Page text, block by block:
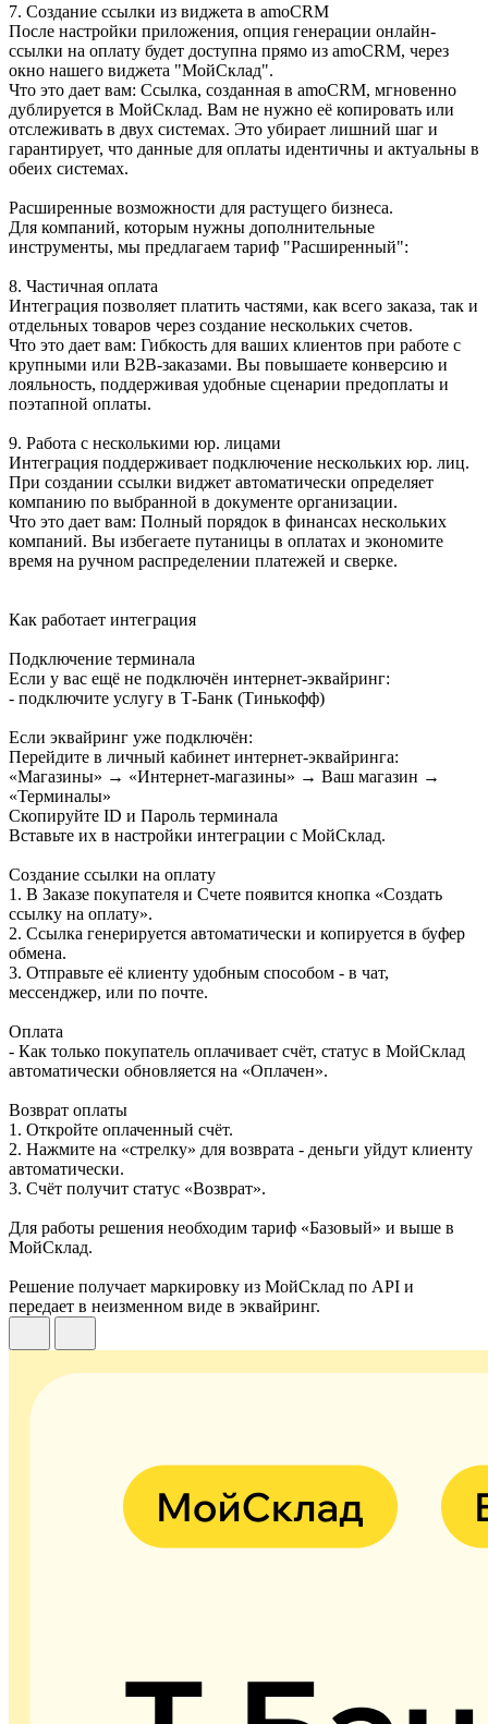
7. Создание ссылки из виджета в amoCRM
После настройки приложения, опция генерации онлайн-
ссылки на оплату будет доступна прямо из amoCRM, через
окно нашего виджета "МойСклад".
Что это дает вам: Ссылка, созданная в amoCRM, мгновенно
дублируется в МойСклад. Вам не нужно её копировать или
отслеживать в двух системах. Это убирает лишний шаг и
гарантирует, что данные для оплаты идентичны и актуальны в
обеих системах.
Расширенные возможности для растущего бизнеса.
Для компаний, которым нужны дополнительные
инструменты, мы предлагаем тариф "Расширенный":
8. Частичная оплата
Интеграция позволяет платить частями, как всего заказа, так и
отдельных товаров через создание нескольких счетов.
Что это дает вам: Гибкость для ваших клиентов при работе с
крупными или B2B-заказами. Вы повышаете конверсию и
лояльность, поддерживая удобные сценарии предоплаты и
поэтапной оплаты.
9. Работа с несколькими юр. лицами
Интеграция поддерживает подключение нескольких юр. лиц.
При создании ссылки виджет автоматически определяет
компанию по выбранной в документе организации.
Что это дает вам: Полный порядок в финансах нескольких
компаний. Вы избегаете путаницы в оплатах и экономите
время на ручном распределении платежей и сверке.
Как работает интеграция
Подключение терминала
Если у вас ещё не подключён интернет-эквайринг:
- подключите услугу в Т-Банк (Тинькофф)
Если эквайринг уже подключён:
Перейдите в личный кабинет интернет-эквайринга:
«Магазины» → «Интернет-магазины» → Ваш магазин →
«Терминалы»
Скопируйте ID и Пароль терминала
Вставьте их в настройки интеграции с МойСклад.
Создание ссылки на оплату
1. В Заказе покупателя и Счете появится кнопка «Создать
ссылку на оплату».
2. Ссылка генерируется автоматически и копируется в буфер
обмена.
3. Отправьте её клиенту удобным способом - в чат,
мессенджер, или по почте.
Оплата
- Как только покупатель оплачивает счёт, статус в МойСклад
автоматически обновляется на «Оплачен».
Возврат оплаты
1. Откройте оплаченный счёт.
2. Нажмите на «стрелку» для возврата - деньги уйдут клиенту
автоматически.
3. Счёт получит статус «Возврат».
Для работы решения необходим тариф «Базовый» и выше в
МойСклад.
Решение получает маркировку из МойСклад по API и
передает в неизменном виде в эквайринг.